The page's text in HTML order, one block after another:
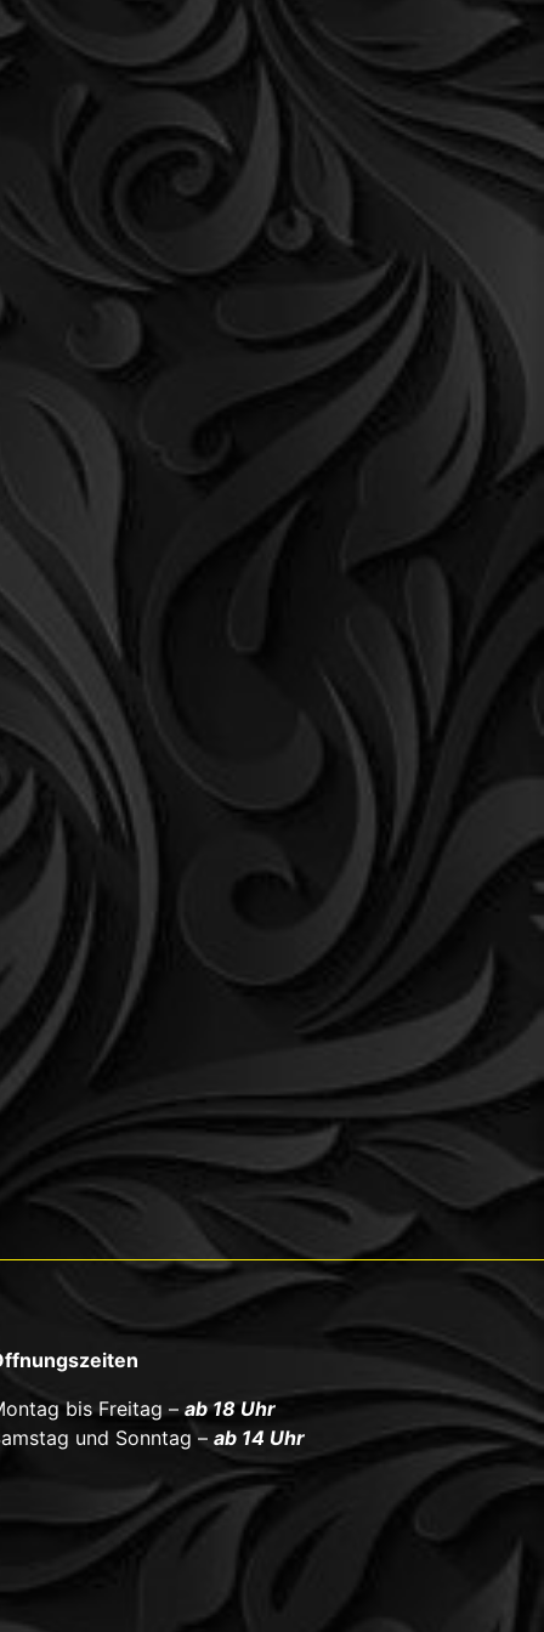
bis Freitag – ab 18 Uhr
und Sonntag – ab 14 Uhr